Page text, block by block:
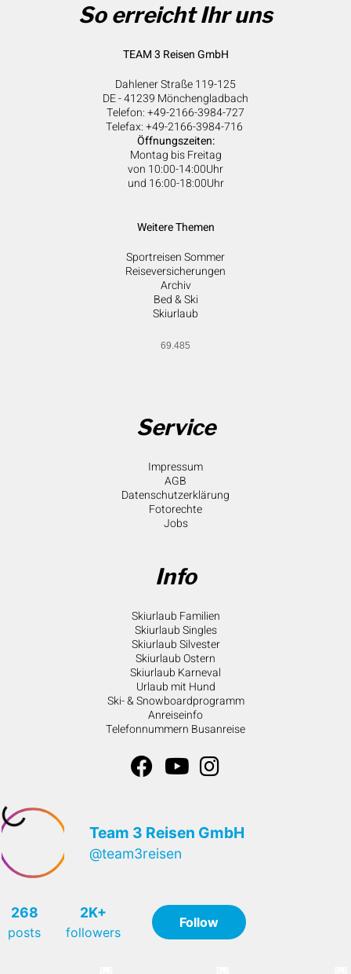
So erreicht Ihr uns
TEAM 3 Reisen GmbH
Dahlener Straße 119-125
DE - 41239 Mönchengladbach
Telefon: +49-2166-3984-727
Telefax: +49-2166-3984-716
Öffnungszeiten:
Montag bis Freitag
von 10:00-14:00Uhr
und 16:00-18:00Uhr
Weitere Themen
Sportreisen Sommer
Reiseversicherungen
Archiv
Bed & Ski
Skiurlaub
69.485
Service
Impressum
AGB
Datenschutzerklärung
Fotorechte
Jobs
Info
Skiurlaub Familien
Skiurlaub Singles
Skiurlaub Silvester
Skiurlaub Ostern
Skiurlaub Karneval
Urlaub mit Hund
Ski- & Snowboardprogramm
Anreiseinfo
Telefonnummern Busanreise